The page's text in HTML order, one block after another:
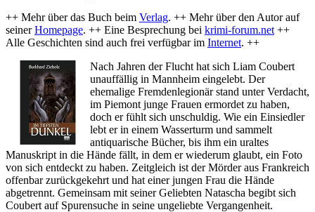
++ Mehr über das Buch beim Verlag. ++ Mehr über den Autor auf
seinerHomepage. ++ Eine Besprechung bei krimi-forum.net ++
Alle Geschichten sind auch frei verfügbar im Internet. ++
Nach Jahren der Flucht hat sich Liam Coubert
unauffällig in Mannheim eingelebt. Der
ehemalige Fremdenlegionär stand unter Verdacht,
im Piemont junge Frauen ermordet zu haben,
doch er fühlt sich unschuldig. Wie ein Einsiedler
lebt er in einem Wasserturm und sammelt
antiquarische Bücher, bis ihm ein uraltes
Manuskript in die Hände fällt, in dem er wiederum glaubt, ein Foto
von sich entdeckt zu haben. Zeitgleich ist der Mörder aus Frankreich
offenbar zurückgekehrt und hat einer jungen Frau die Hände
abgetrennt. Gemeinsam mit seiner Geliebten Natascha begibt sich
Coubert auf Spurensuche in seine ungeliebte Vergangenheit.